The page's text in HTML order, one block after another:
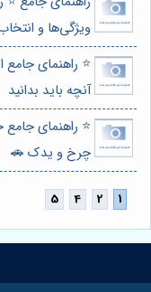
ویژگی‌ها و
⭐️ راهنمای
آنچه باید بدانید
⭐️ راهنمای
چرخ و یدک 🚗